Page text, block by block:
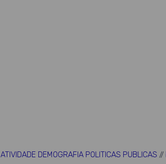
ATIVIDADE DEMOGRAFIA POLITICAS PUBLICAS //